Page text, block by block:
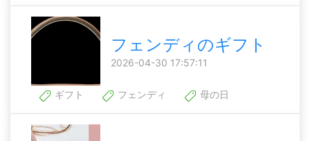
フェンディのギフト
2026-04-30 17:57:11
ギフト フェンディ 母の日